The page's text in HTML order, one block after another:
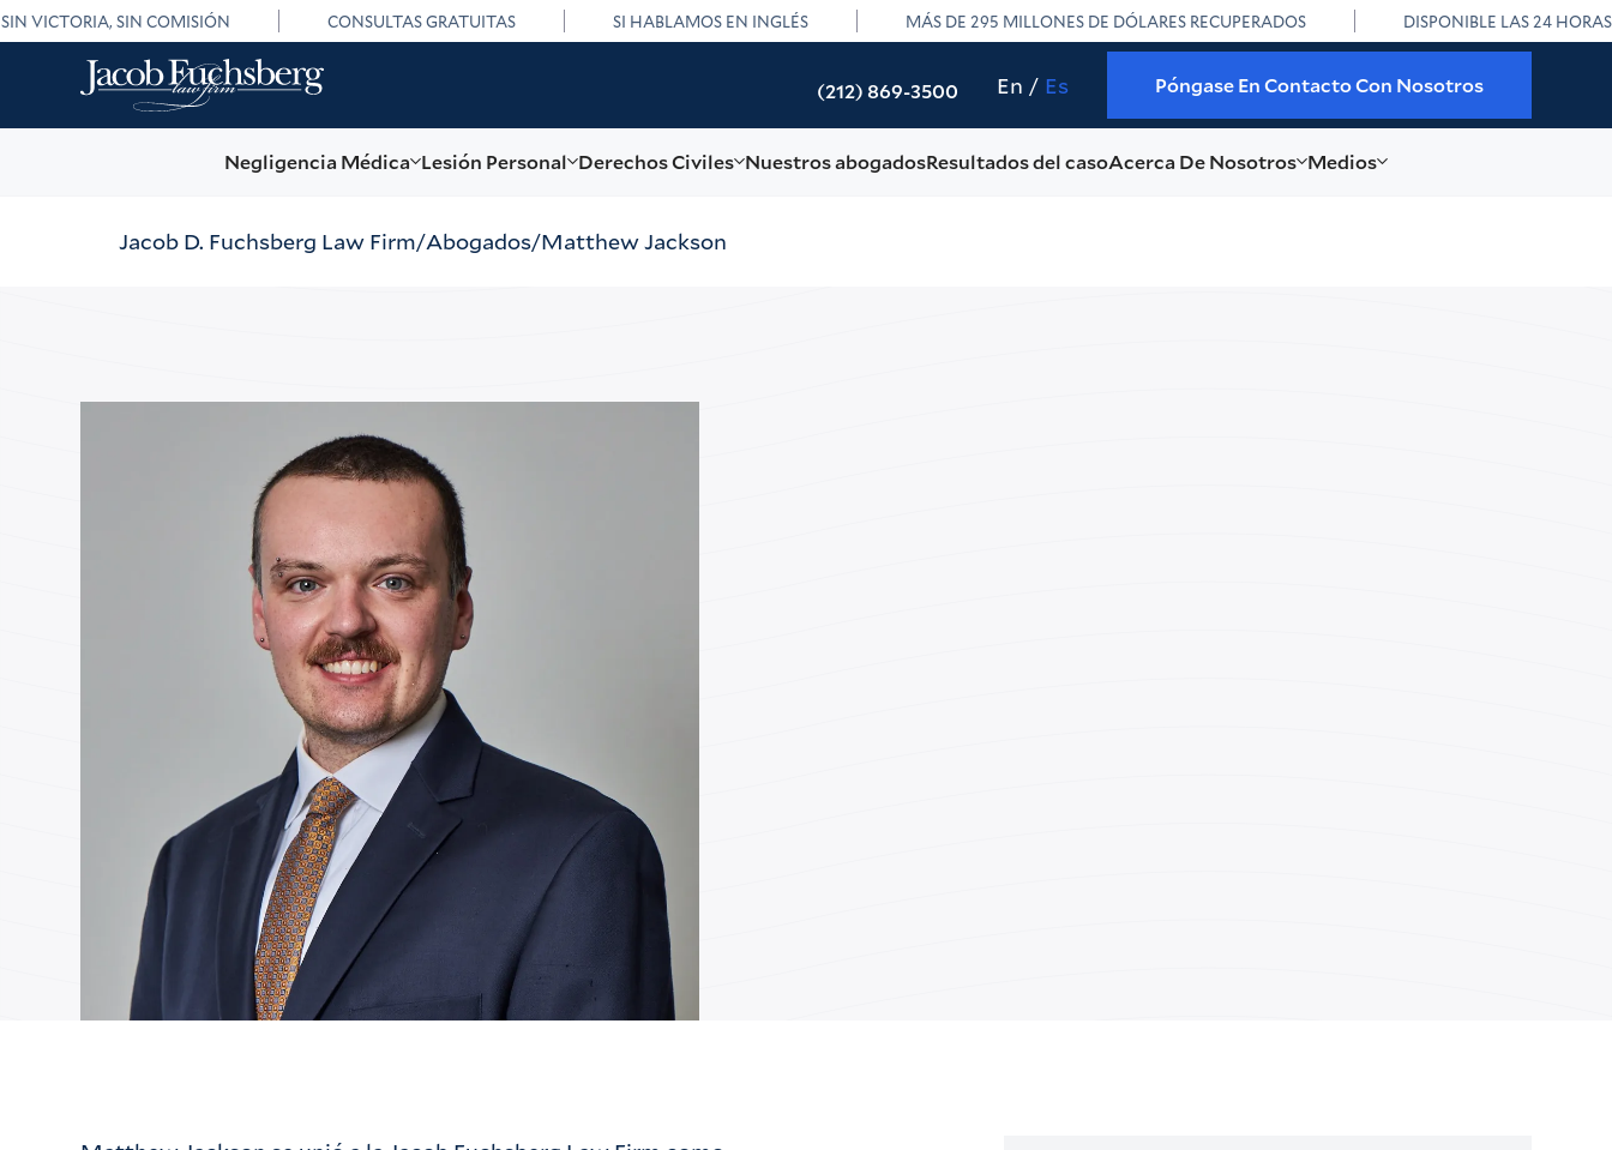
SIN VICTORIA, SIN COMISIÓN CONSULTAS GRATUITAS SI HABLAMOS EN INGLÉS MÁS DE 295 MILLONES DE DÓLARES RECUPERADOS DISPONIBLE LAS 24 HORAS
(212) 869-3500 En Es Póngase En Contacto Con Nosotros
Negligencia Médica Lesión Personal Derechos Civiles Nuestros abogadosResultados del casoAcerca De Nosotros Medios
Jacob D. Fuchsberg Law Firm Abogados Matthew Jackson